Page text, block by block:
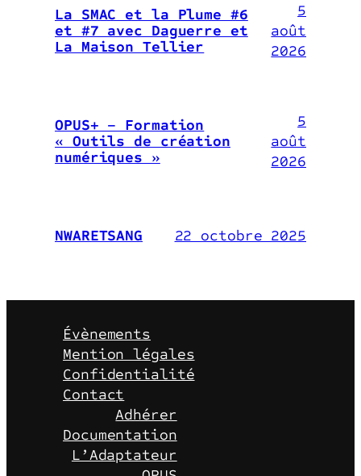
La SMAC et la Plume #6
et #7 avec Daguerre et
La Maison Tellier
5
août
2026
OPUS+ – Formation
« Outils de création
numériques »
5
août
2026
NWARETSANG 22 octobre 2025
Évènements
Mention légales
Confidentialité
Contact
Adhérer
Documentation
L’Adaptateur